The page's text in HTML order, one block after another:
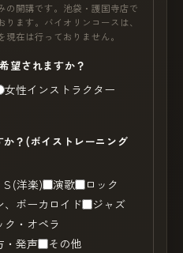
の開講です。池袋・護国寺店で
ます。バイオリンコースは、
在は行っておりません。
望されますか？
女性インストラクター
？(ボイストレーニング
(洋楽) 演歌
ロック
、ボーカロイド
ジャズ
ク・オペラ
・発声 その他